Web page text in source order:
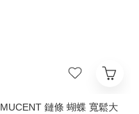
MUCENT 鏈條 蝴蝶 寬鬆大